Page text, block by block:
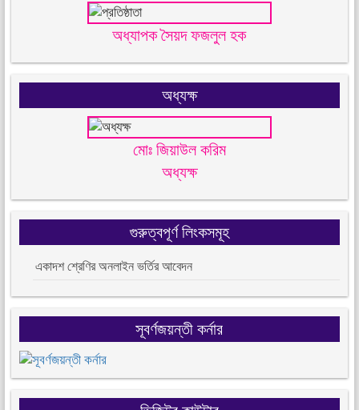
অধ্যাপক সৈয়দ ফজলুল হক
অধ্যক্ষ
মোঃ জিয়াউল করিম
অধ্যক্ষ
গুরুত্বপূর্ণ লিংকসমূহ
একাদশ শ্রেণির অনলাইন ভর্তির আবেদন
সূবর্ণজয়ন্তী কর্নার